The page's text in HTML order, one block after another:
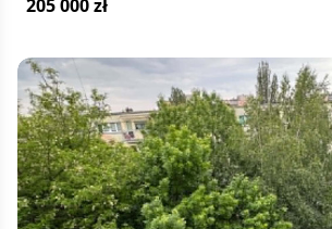
205 000zł